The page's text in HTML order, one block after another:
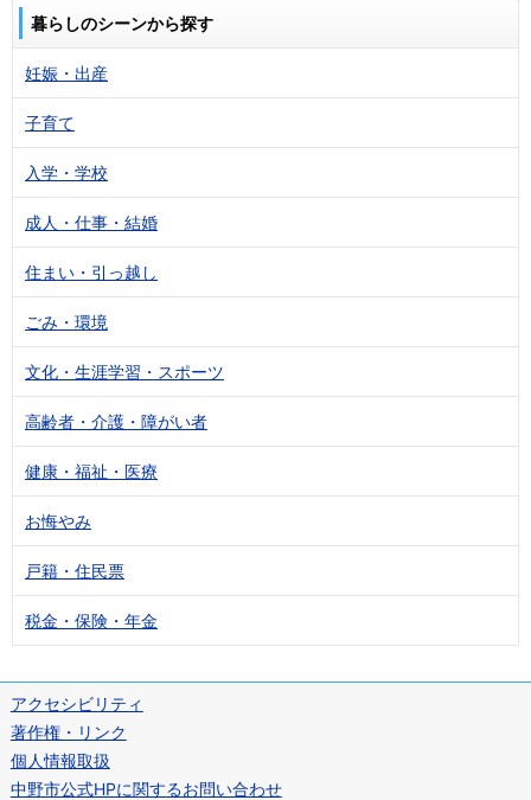
暮らしのシーンから探す
妊娠・出産
子育て
入学・学校
成人・仕事・結婚
住まい・引っ越し
ごみ・環境
文化・生涯学習・スポーツ
高齢者・介護・障がい者
健康・福祉・医療
お悔やみ
戸籍・住民票
税金・保険・年金
アクセシビリティ
著作権・リンク
個人情報取扱
中野市公式HPに関するお問い合わせ